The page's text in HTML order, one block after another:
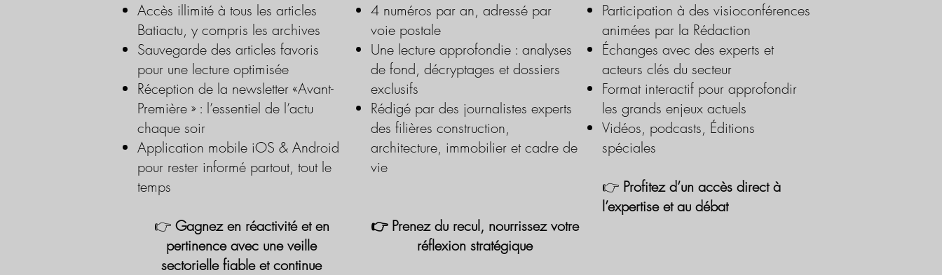
Accès illimité à tous les articles
Batiactu, y compris les archives
Sauvegarde des articles favoris
pour une lecture optimisée
Réception de la newsletter «Avant-
Première » : l’essentiel de l’actu
chaque soir
Application mobile iOS & Android
pour rester informé partout, tout le
temps
👉 Gagnez en réactivité et en
pertinence avec une veille
sectorielle fiable et continue
4 numéros par an, adressé par
voie postale
Une lecture approfondie : analyses
de fond, décryptages et dossiers
exclusifs
Rédigé par des journalistes experts
des filières construction,
architecture, immobilier et cadre de
vie
👉 Prenez du recul, nourrissez votre
réflexion stratégique
Participation à des visioconférences
animées par la Rédaction
Échanges avec des experts et
acteurs clés du secteur
Format interactif pour approfondir
les grands enjeux actuels
Vidéos, podcasts, Éditions
spéciales
👉 Profitez d’un accès direct à
l’expertise et au débat